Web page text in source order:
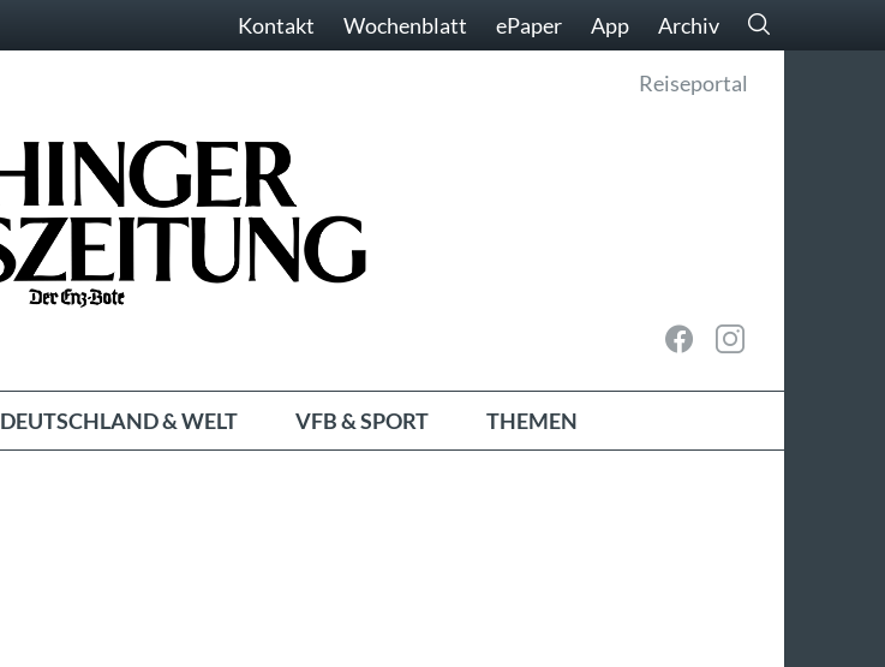
Kontakt Wochenblatt ePaper App Archiv
Reiseportal
DEUTSCHLAND & WELT VFB & SPORT THEMEN